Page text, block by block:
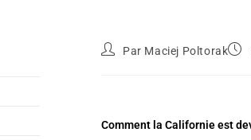
Par Maciej Poltorak
Comment la Californie est